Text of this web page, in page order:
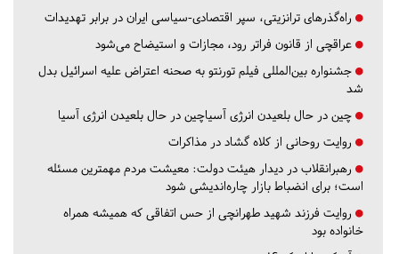
راه‌گذرهای ترانزیتی، سپر اقتصادی-سیاسی ایران در برابر تهدیدات
عراقچی از قانون فراتر رود، مجازات و استیضاح می‌شود
جشنواره بین‌المللی فیلم تورنتو به صحنه اعتراض علیه اسرائیل بدل
شد
چین در حال بلعیدن انرژی آسیاچین در حال بلعیدن انرژی آسیا
روایت روحانی از کلاه گشاد در مذاکرات
رهبرانقلاب در دیدار هیئت دولت: معیشت مردم مهمترین مسئله
است؛ برای انضباط بازار چاره‌اندیشی شود
روایت فرزند شهید طهرانچی از حس اتفاقی که همیشه همراه
خانواده بود